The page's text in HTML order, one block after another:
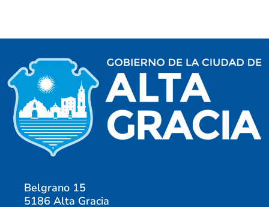
Belgrano 15
5186 Alta Gracia